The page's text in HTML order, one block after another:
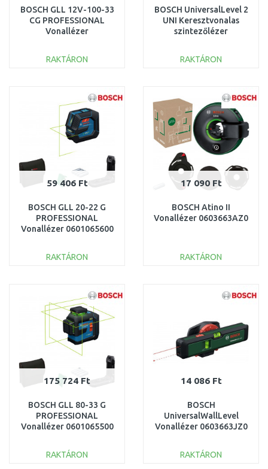
BOSCH GLL 12V-100-33
CG PROFESSIONAL
Vonallézer
136 0601065401
RAKTÁRON
Összehasonlítás
BOSCH UniversalLevel 2
UNI Keresztvonalas
szintezőlézer
0603663F01
RAKTÁRON
Összehasonlítás
59 406 Ft
BOSCH GLL 20-22 G
PROFESSIONAL
Vonallézer 0601065600
RAKTÁRON
Összehasonlítás
17 090 Ft
BOSCH Atino II
Vonallézer 0603663AZ0
RAKTÁRON
Összehasonlítás
175 724 Ft
BOSCH GLL 80-33 G
PROFESSIONAL
Vonallézer 0601065500
RAKTÁRON
14 086 Ft
BOSCH
UniversalWallLevel
Vonallézer 0603663JZ0
RAKTÁRON